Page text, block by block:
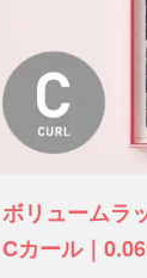
ボリュームラ
Cカール｜